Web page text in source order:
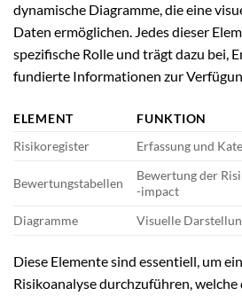
dynamische Diagramme, die eine
Daten ermöglichen. Jedes dieser
spezifische Rolle und trägt dazu bei,
fundierte Informationen zur
ELEMENT
FUNKTION
Risikoregister
Erfassung und
Bewertungstabellen
Bewertung der
-impact
Diagramme
Visuelle
Diese Elemente sind essentiell, um
Risikoanalyse durchzuführen,